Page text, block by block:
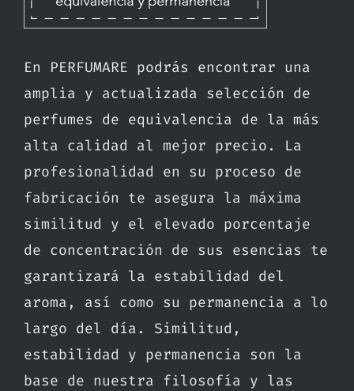
En PERFUMARE podrás encontrar una
amplia y actualizada selección de
perfumes de equivalencia de la más
alta calidad al mejor precio. La
profesionalidad en su proceso de
fabricación te asegura la máxima
similitud y el elevado porcentaje
de concentración de sus esencias te
garantizará la estabilidad del
aroma, así como su permanencia a lo
largo del día. Similitud,
estabilidad y permanencia son la
base de nuestra filosofía y las